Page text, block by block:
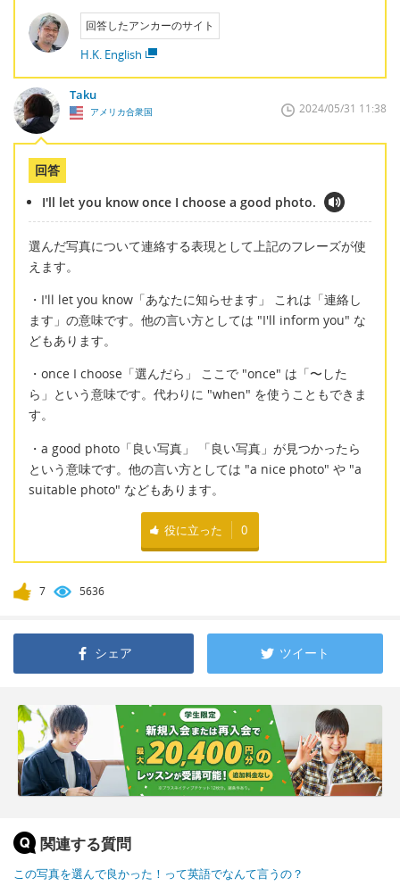
回答したアンカーのサイト
H.K. English
Taku
アメリカ合衆国 2024/05/31 11:38
回答
I'll let you know once I choose a good photo.
選んだ写真について連絡する表現として上記のフレーズが使
えます。
・I'll let you know「あなたに知らせます」 これは「連絡し
ます」の意味です。他の言い方としては "I'll inform you" な
どもあります。
・once I choose「選んだら」 ここで "once" は「〜した
ら」という意味です。代わりに "when" を使うこともできま
す。
・a good photo「良い写真」 「良い写真」が見つかったら
という意味です。他の言い方としては "a nice photo" や "a
suitable photo" などもあります。
役に立った 0
7 5636
シェア ツイート
関連する質問
この写真を選んで良かった！って英語でなんて言うの？